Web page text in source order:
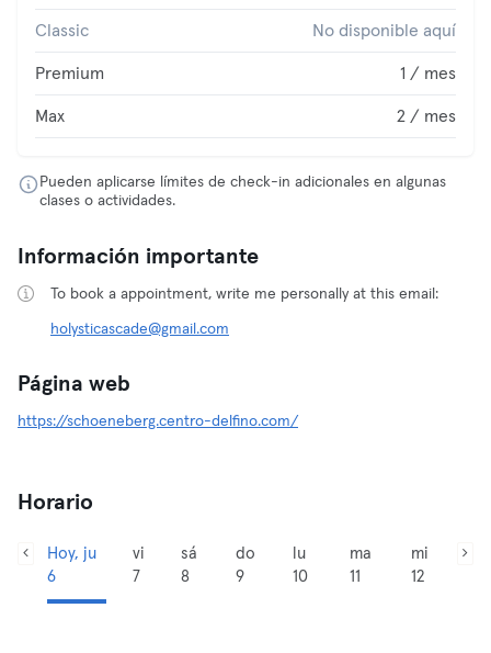
Classic No disponible aquí
Premium 1 / mes
Max 2 / mes
Pueden aplicarse límites de check-in adicionales en algunas
clases o actividades.
Información importante
To book a appointment, write me personally at this email:
holysticascade@gmail.com
Página web
https://schoeneberg.centro-delfino.com/
Horario
Hoy, ju
6
vi
7
sá
8
do
9
lu
10
ma
11
mi
12